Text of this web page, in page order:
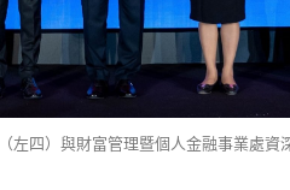
四）與財富管理暨個人金融事業處